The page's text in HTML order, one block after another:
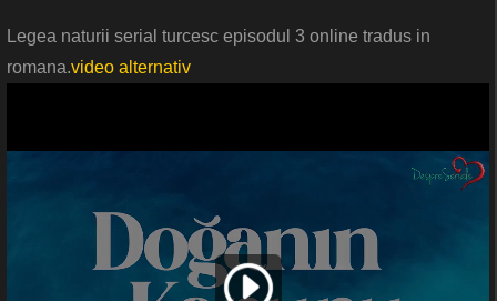
Legea naturii serial turcesc episodul 3 online tradus in
romana.video alternativ